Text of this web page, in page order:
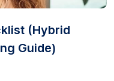
(Hybrid
Guide)